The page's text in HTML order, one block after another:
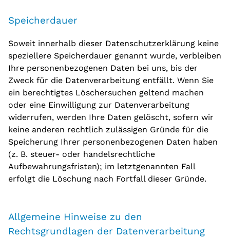
Speicherdauer
Soweit innerhalb dieser Datenschutzerklärung keine
speziellere Speicherdauer genannt wurde, verbleiben
Ihre personenbezogenen Daten bei uns, bis der
Zweck für die Datenverarbeitung entfällt. Wenn Sie
ein berechtigtes Löschersuchen geltend machen
oder eine Einwilligung zur Datenverarbeitung
widerrufen, werden Ihre Daten gelöscht, sofern wir
keine anderen rechtlich zulässigen Gründe für die
Speicherung Ihrer personenbezogenen Daten haben
(z. B. steuer- oder handelsrechtliche
Aufbewahrungsfristen); im letztgenannten Fall
erfolgt die Löschung nach Fortfall dieser Gründe.
Allgemeine Hinweise zu den
Rechtsgrundlagen der Datenverarbeitung